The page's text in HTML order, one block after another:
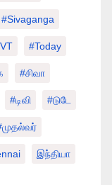
#Sivaganga
#today
#சிவா
#டிவி #டுடே
இந்தியா